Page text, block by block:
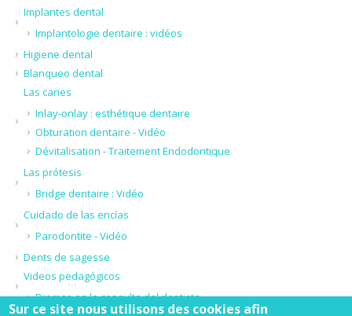
Implantes dental
Implantologie dentaire : vidéos
Higiene dental
Blanqueo dental
Las caries
Inlay-onlay : esthétique dentaire
Obturation dentaire - Vidéo
Dévitalisation - Traitement Endodontique
Las prótesis
Bridge dentaire : Vidéo
Cuidado de las encías
Parodontite - Vidéo
Dents de sagesse
Videos pedagógicos
Bromas en la consulta del dentista
Sur ce site nous utilisons des cookies afin